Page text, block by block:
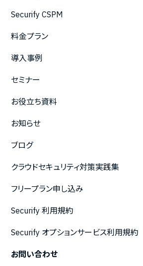
Securify CSPM
料金プラン
導入事例
セミナー
お役立ち資料
お知らせ
ブログ
クラウドセキュリティ対策実践集
フリープラン申し込み
Securify 利用規約
Securify オプションサービス利用規約
お問い合わせ